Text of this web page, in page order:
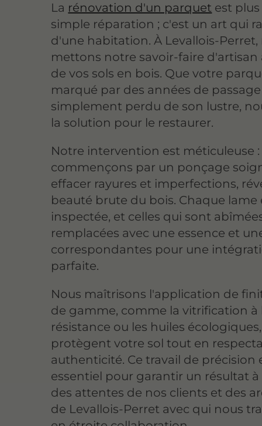
La rénovation d'un parquet est
simple réparation ; c'est un art qui
d'une habitation. À Levallois-Perret,
mettons notre savoir-faire d'artisan
de vos sols en bois. Que votre
marqué par des années de
simplement perdu de son lustre,
la solution pour le restaurer.
Notre intervention est méticuleuse :
commençons par un ponçage
effacer rayures et imperfections,
beauté brute du bois. Chaque lame
inspectée, et celles qui sont
remplacées avec une essence et
correspondantes pour une
parfaite.
Nous maîtrisons l'application de
de gamme, comme la vitrification à
résistance ou les huiles
protègent votre sol tout en
authenticité. Ce travail de précision
essentiel pour garantir un résultat
des attentes de nos clients et des
de Levallois-Perret avec qui nous